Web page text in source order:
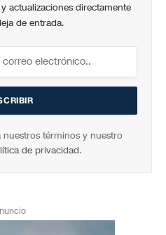
actualizaciones directamente
de entrada.
nuestros términos y nuestro
de privacidad.